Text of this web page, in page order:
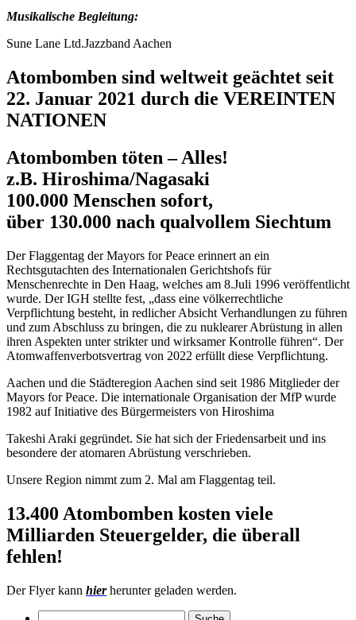
Musikalische Begleitung:
Sune Lane Ltd.Jazzband Aachen
Atombomben sind weltweit geächtet seit
22. Januar 2021 durch die VEREINTEN
NATIONEN
Atombomben töten – Alles!
z.B. Hiroshima/Nagasaki
100.000 Menschen sofort,
über 130.000 nach qualvollem Siechtum
Der Flaggentag der Mayors for Peace erinnert an ein
Rechtsgutachten des Internationalen Gerichtshofs für
Menschenrechte in Den Haag, welches am 8.Juli 1996 veröffentlicht
wurde. Der IGH stellte fest, „dass eine völkerrechtliche
Verpflichtung besteht, in redlicher Absicht Verhandlungen zu führen
und zum Abschluss zu bringen, die zu nuklearer Abrüstung in allen
ihren Aspekten unter strikter und wirksamer Kontrolle führen“. Der
Atomwaffenverbotsvertrag von 2022 erfüllt diese Verpflichtung.
Aachen und die Städteregion Aachen sind seit 1986 Mitglieder der
Mayors for Peace. Die internationale Organisation der MfP wurde
1982 auf Initiative des Bürgermeisters von Hiroshima
Takeshi Araki gegründet. Sie hat sich der Friedensarbeit und ins
besondere der atomaren Abrüstung verschrieben.
Unsere Region nimmt zum 2. Mal am Flaggentag teil.
13.400 Atombomben kosten viele
Milliarden Steuergelder, die überall
fehlen!
Der Flyer kann hierherunter geladen werden.